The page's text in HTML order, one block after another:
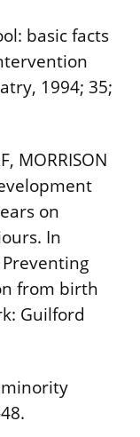
basic facts
1994; 35;
MORRISON
on
In
Preventing
from birth
Guilford
minority